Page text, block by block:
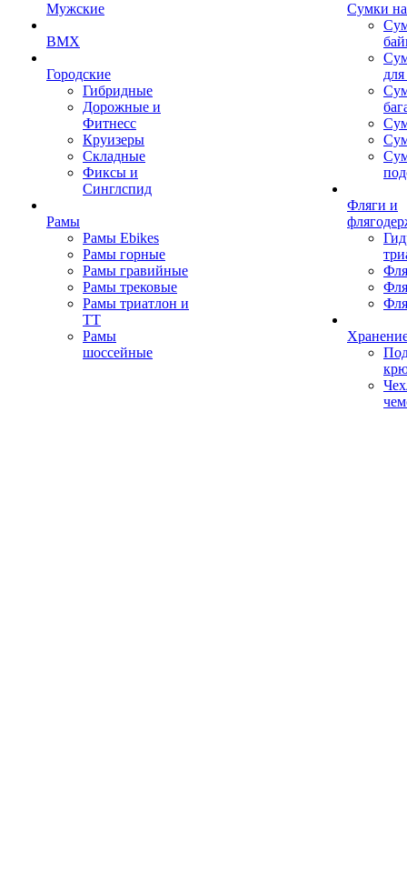
Мужские
BMX
Городские
Гибридные
Дорожные и
Фитнесс
Круизеры
Складные
Фиксы и
Синглспид
Рамы
Рамы Ebikes
Рамы горные
Рамы гравийные
Рамы трековые
Рамы триатлон и
ТТ
Рамы
шоссейные
Сумки
Фляги и